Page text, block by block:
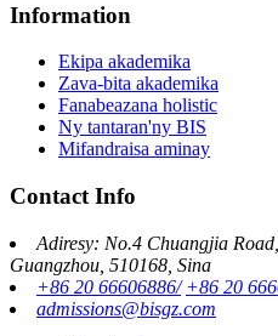
Information
Ekipa akademika
Zava-bita akademika
Fanabeazana holistic
Ny tantaran'ny BIS
Mifandraisa aminay
Contact Info
Adiresy: No.4 Chuangjia
Guangzhou, 510168, Sina
+86 20 66606886/ +86 20
admissions@bisgz.com